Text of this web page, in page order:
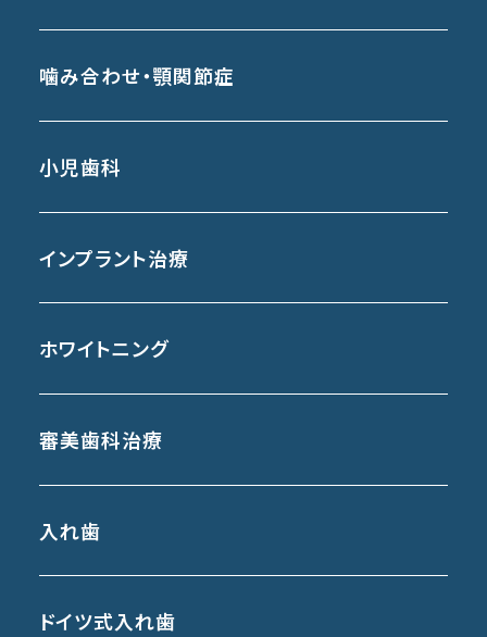
噛み合わせ・顎関節症
小児歯科
インプラント治療
ホワイトニング
審美歯科治療
入れ歯
ドイツ式入れ歯